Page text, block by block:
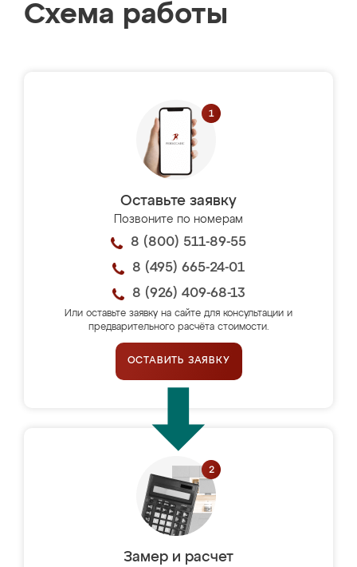
Схема работы
Оставьте заявку
Позвоните по номерам
8 (800) 511-89-55
8 (495) 665-24-01
8 (926) 409-68-13
Или оставьте заявку на сайте для консультации и
предварительного расчёта стоимости.
ОСТАВИТЬ ЗАЯВКУ
Замер и расчет